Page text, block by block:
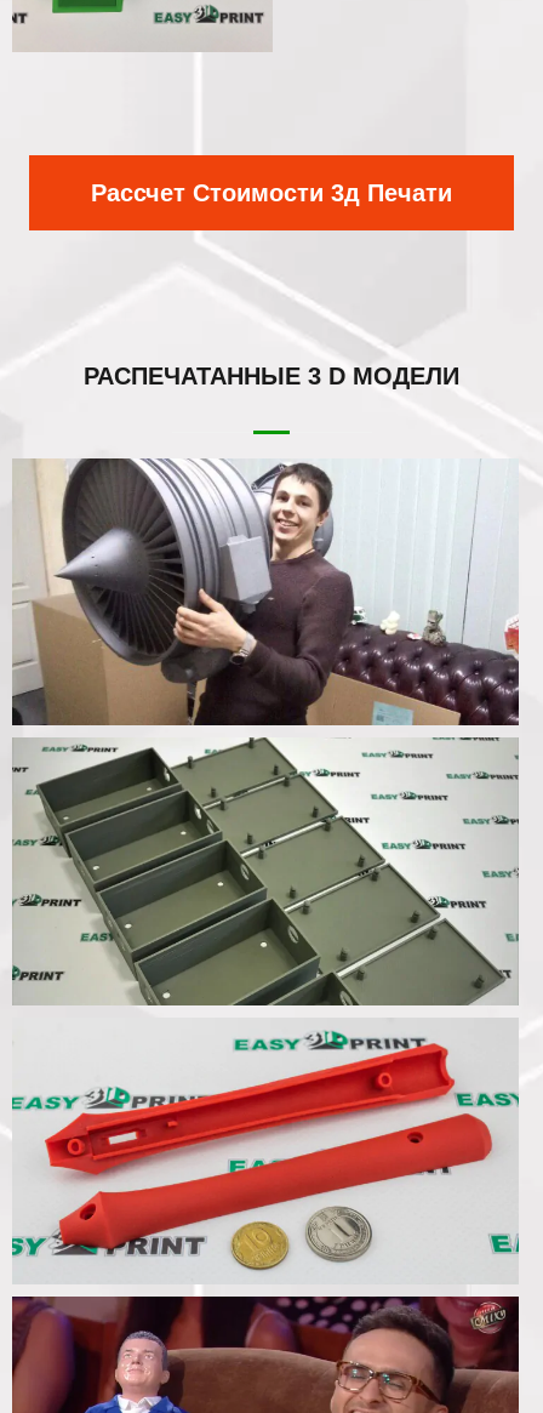
Рассчет Стоимости 3д Печати
РАСПЕЧАТАННЫЕ 3 D МОДЕЛИ